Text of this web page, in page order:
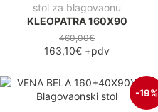
stol za blagovaonu
KLEOPATRA 160X90
460,00€
163,10€ +pdv
-19%